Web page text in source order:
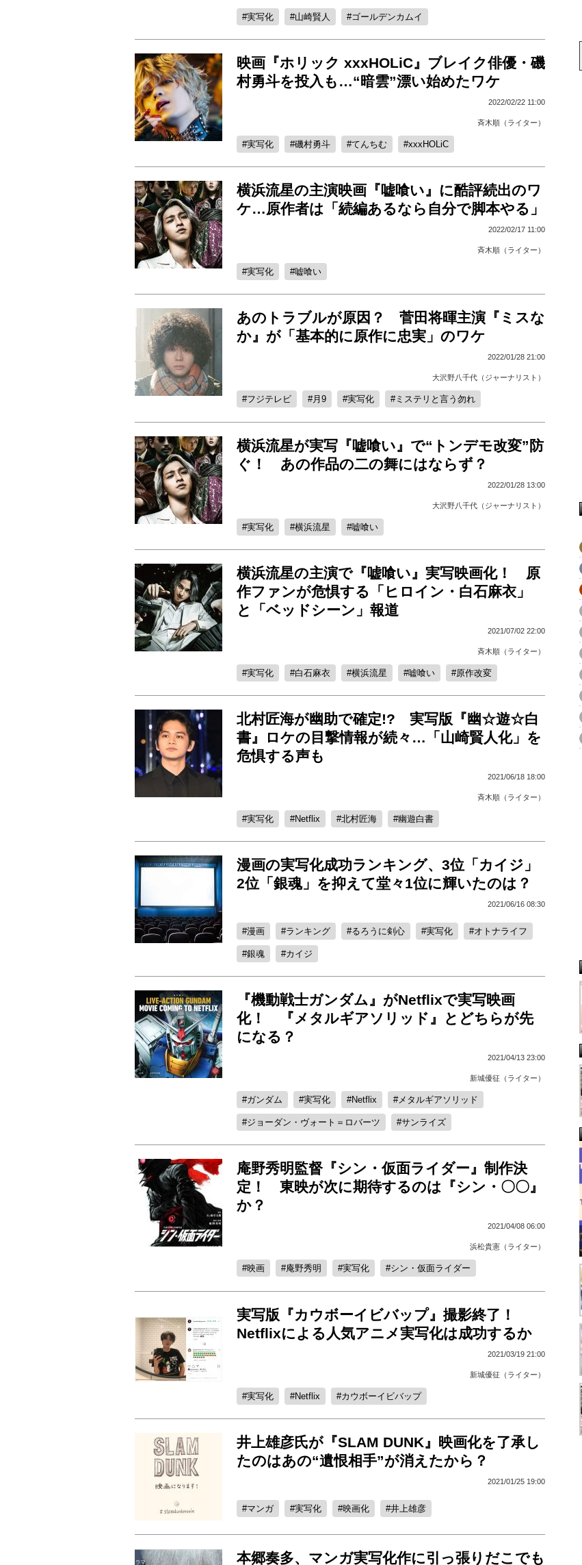
実写化 山崎賢人 ゴールデンカムイ
映画『ホリック xxxHOLiC』ブレイク俳優・磯
村勇斗を投入も…“暗雲”漂い始めたワケ
2022/02/22 11:00
斉木順（ライター）
実写化 磯村勇斗 てんちむ xxxHOLiC
横浜流星の主演映画『嘘喰い』に酷評続出のワ
ケ…原作者は「続編あるなら自分で脚本やる」
2022/02/17 11:00
斉木順（ライター）
実写化 嘘喰い
あのトラブルが原因？ 菅田将暉主演『ミスな
か』が「基本的に原作に忠実」のワケ
2022/01/28 21:00
大沢野八千代（ジャーナリスト）
フジテレビ 月9 実写化 ミステリと言う勿れ
横浜流星が実写『嘘喰い』で“トンデモ改変”防
ぐ！ あの作品の二の舞にはならず？
2022/01/28 13:00
大沢野八千代（ジャーナリスト）
実写化 横浜流星 嘘喰い
横浜流星の主演で『嘘喰い』実写映画化！ 原
作ファンが危惧する「ヒロイン・白石麻衣」
と「ベッドシーン」報道
2021/07/02 22:00
斉木順（ライター）
実写化 白石麻衣 横浜流星 嘘喰い 原作改変
北村匠海が幽助で確定!? 実写版『幽☆遊☆白
書』ロケの目撃情報が続々…「山崎賢人化」を
危惧する声も
2021/06/18 18:00
斉木順（ライター）
実写化 Netflix 北村匠海 幽遊白書
漫画の実写化成功ランキング、3位「カイジ」
2位「銀魂」を抑えて堂々1位に輝いたのは？
2021/06/16 08:30
漫画 ランキング るろうに剣心 実写化 オトナライフ
銀魂 カイジ
『機動戦士ガンダム』がNetflixで実写映画
化！ 『メタルギアソリッド』とどちらが先
になる？
2021/04/13 23:00
新城優征（ライター）
ガンダム 実写化 Netflix メタルギアソリッド
ジョーダン・ヴォート＝ロバーツ サンライズ
庵野秀明監督『シン・仮面ライダー』制作決
定！ 東映が次に期待するのは『シン・〇〇』
か？
2021/04/08 06:00
浜松貴憲（ライター）
映画 庵野秀明 実写化 シン・仮面ライダー
実写版『カウボーイビバップ』撮影終了！
Netflixによる人気アニメ実写化は成功するか
2021/03/19 21:00
新城優征（ライター）
実写化 Netflix カウボーイビバップ
井上雄彦氏が『SLAM DUNK』映画化を了承し
たのはあの“遺恨相手”が消えたから？
2021/01/25 19:00
マンガ 実写化 映画化 井上雄彦
本郷奏多、マンガ実写化作に引っ張りだこでも